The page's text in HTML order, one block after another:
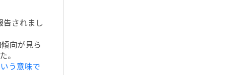
されまし
向が見ら
。
う意味で